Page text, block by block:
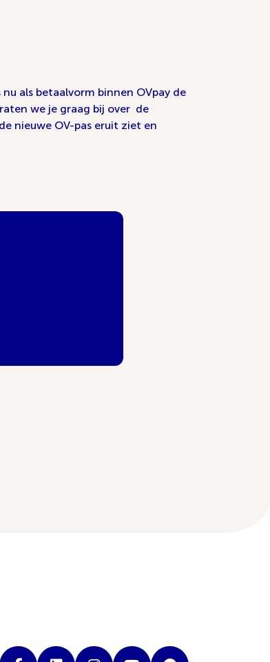
als betaalvorm binnen OVpay de
we je graag bij over de
nieuwe OV-pas eruit ziet en